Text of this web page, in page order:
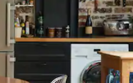
baixo do teclado ou tocando